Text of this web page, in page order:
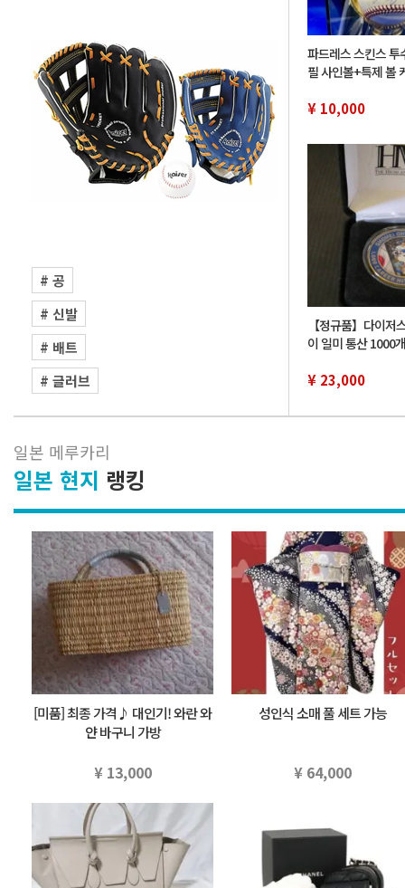
# 공
# 신발
# 배트
# 글러브
파드레스 스킨스 투
필 사인볼+특제 볼
¥ 10,000
【정규품】다이저
이 일미 통산 1000
들이 452/1000
¥ 23,000
일본 메루카리
일본 현지 랭킹
[미품] 최종 가격♪ 대인기! 와란 와
얀 바구니 가방
¥ 13,000
성인식 소매 풀 세트 가능
¥ 64,000